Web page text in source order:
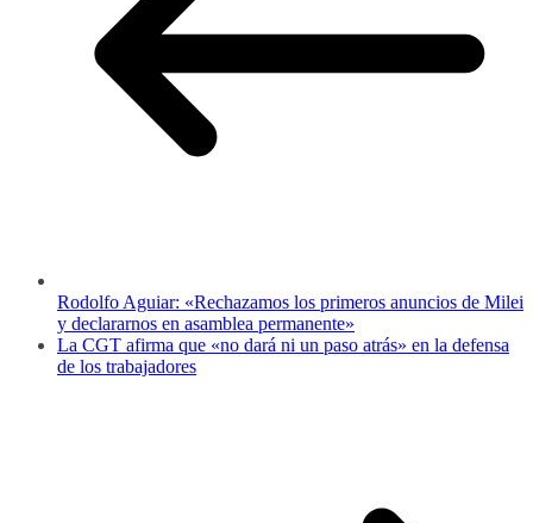
Rodolfo Aguiar: «Rechazamos los primeros anuncios de Milei
y declararnos en asamblea permanente»
La CGT afirma que «no dará ni un paso atrás» en la defensa
de los trabajadores